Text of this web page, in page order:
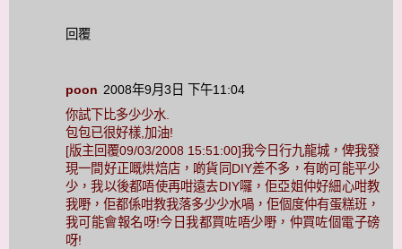
回覆
poon 2008年9月3日 下午11:04
你試下比多少少水.
包包已很好樣,加油!
[版主回覆09/03/2008 15:51:00]我今日行九龍城，俾我發
現一間好正嘅烘焙店，啲貨同DIY差不多，有啲可能平少
少，我以後都唔使再咁遠去DIY囉，佢亞姐仲好細心咁教
我嘢，佢都係咁教我落多少少水喎，佢個度仲有蛋糕班，
我可能會報名呀!今日我都買咗唔少嘢，仲買咗個電子磅
呀!